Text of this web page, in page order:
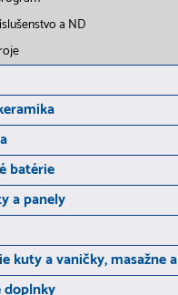
a ND
batérie
a panely
kuty a vaničky, masažne a
doplnky